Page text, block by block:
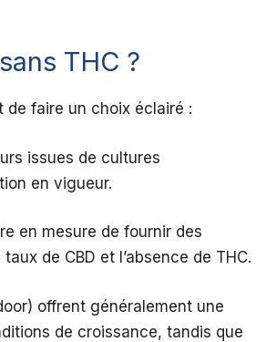
THC ?
de faire un choix éclairé :
issues de cultures
en vigueur.
en mesure de fournir des
de CBD et l’absence de THC.
offrent généralement une
de croissance, tandis que